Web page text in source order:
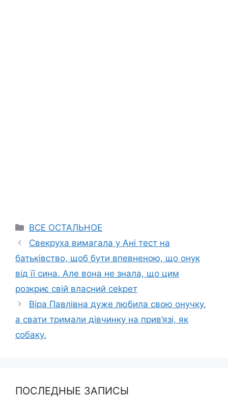
Categories
ВСЕ ОСТАЛЬНОЕ
Свекруха вимагала у Ані тест на
батьківство, щоб бути впевненою, що онук
від її сина. Але вона не знала, що цим
розкриє свій власний сеkрет
Віра Павлівна дуже любила свою онучку,
а свати тримали дівчинку на пpив’язі, як
собаку.
ПОСЛЕДНЫЕ ЗАПИСЫ